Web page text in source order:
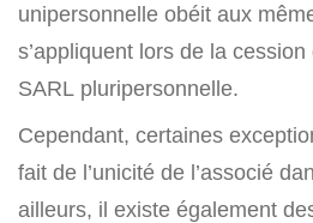
unipersonnelle obéit aux
s’appliquent lors de la cession
SARL pluripersonnelle.
Cependant, certaines
fait de l’unicité de l’associé
ailleurs, il existe également